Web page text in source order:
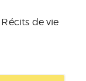
de vie